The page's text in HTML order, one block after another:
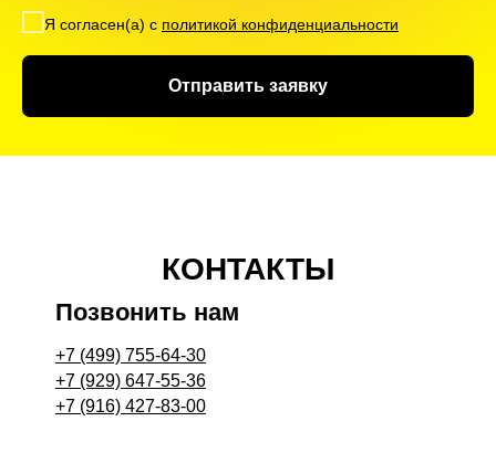
Я согласен(а) с политикой конфиденциальности
Отправить заявку
КОНТАКТЫ
Позвонить нам
+7 (499) 755-64-30
+7 (929) 647-55-36
+7 (916) 427-83-00